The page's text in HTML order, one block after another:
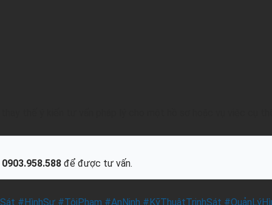
0903.958.588 để được tư vấn.
#HìnhSự #TộiPhạm #AnNinh #KỹThuậtTrinhSát